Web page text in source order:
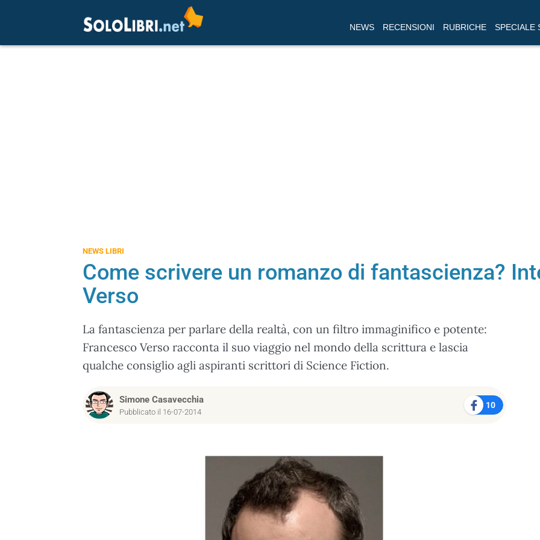
NEWS RECENSIONI RUBRICHE SPECIALE
NEWS LIBRI
Come scrivere un romanzo di fantascienza?
Verso
La fantascienza per parlare della realtà, con un filtro immaginifico e potente:
Francesco Verso racconta il suo viaggio nel mondo della scrittura e lascia
qualche consiglio agli aspiranti scrittori di Science Fiction.
Simone Casavecchia
Pubblicato il 16-07-2014
10